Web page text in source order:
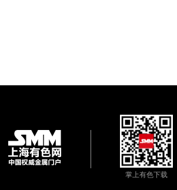
掌上有色下载